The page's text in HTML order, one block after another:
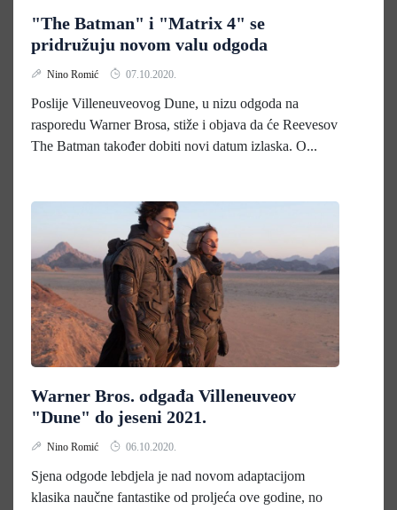
"The Batman" i "Matrix 4" se
pridružuju novom valu odgoda
Nino Romić 07.10.2020.
Poslije Villeneuveovog Dune, u nizu odgoda na
rasporedu Warner Brosa, stiže i objava da će Reevesov
The Batman također dobiti novi datum izlaska. O...
Warner Bros. odgađa Villeneuveov
"Dune" do jeseni 2021.
Nino Romić 06.10.2020.
Sjena odgode lebdjela je nad novom adaptacijom
klasika naučne fantastike od proljeća ove godine, no